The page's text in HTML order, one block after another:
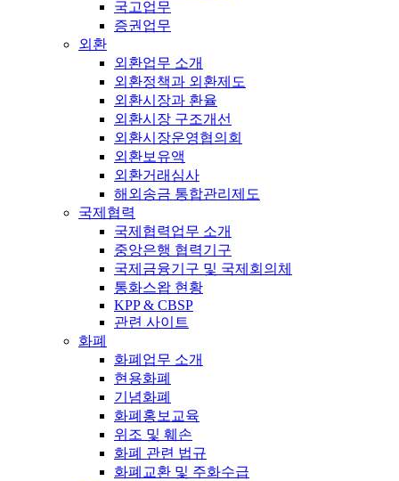
국고업무
증권업무
외환
외환업무 소개
외환정책과 외환제도
외환시장과 환율
외환시장 구조개선
외환시장운영협의회
외환보유액
외환거래심사
해외송금 통합관리제도
국제협력
국제협력업무 소개
중앙은행 협력기구
국제금융기구 및 국제회의체
통화스왑 현황
KPP & CBSP
관련 사이트
화폐
화폐업무 소개
현용화폐
기념화폐
화폐홍보교육
위조 및 훼손
화폐 관련 법규
화폐교환 및 주화수급